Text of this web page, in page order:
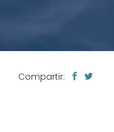
Compartir: